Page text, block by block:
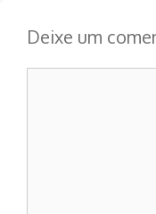
Deixe um